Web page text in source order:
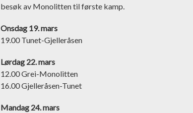
besøk av Monolitten til første kamp.
Onsdag 19. mars
19.00 Tunet-Gjelleråsen
Lørdag 22. mars
12.00 Grei-Monolitten
16.00 Gjelleråsen-Tunet
Mandag 24. mars